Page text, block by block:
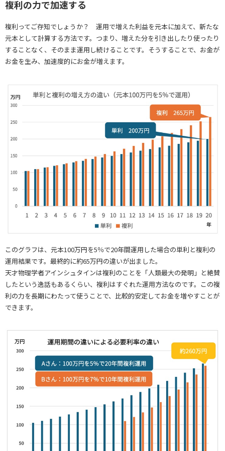
複利の力で加速する
複利ってご存知でしょうか？ 運用で増えた利益を元本に加えて、新たな
元本として計算する方法です。つまり、増えた分を引き出したり使ったり
することなく、そのまま運用し続けることです。そうすることで、お金が
お金を生み、加速度的にお金が増えます。
このグラフは、元本100万円を5％で20年間運用した場合の単利と複利の
運用結果です。最終的に約65万円の違いが出ました。
天才物理学者アインシュタインは複利のことを「人類最大の発明」と絶賛
したという逸話もあるくらい、複利はすぐれた運用方法なのです。この複
利の力を長期にわたって使うことで、比較的安定してお金を増やすことが
できます。